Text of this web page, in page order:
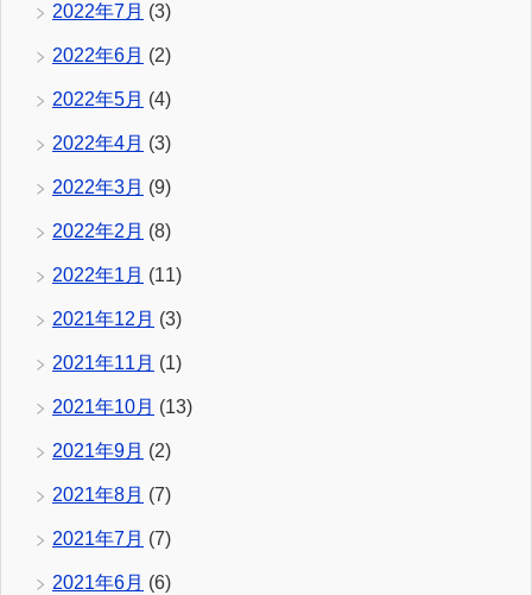
2022年7月 (3)
2022年6月 (2)
2022年5月 (4)
2022年4月 (3)
2022年3月 (9)
2022年2月 (8)
2022年1月 (11)
2021年12月 (3)
2021年11月 (1)
2021年10月 (13)
2021年9月 (2)
2021年8月 (7)
2021年7月 (7)
2021年6月 (6)